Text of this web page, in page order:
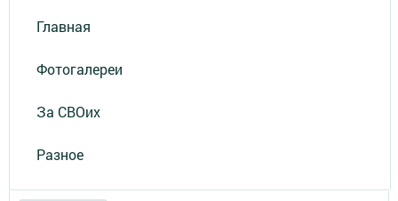
Главная
Фотогалереи
За СВОих
Разное